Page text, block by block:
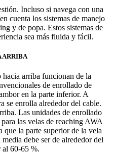
Incluso si navega con una
cuenta los sistemas de manejo
y de popa. Estos sistemas de
sea más fluida y fácil.
ARRIBA
hacia arriba funcionan de la
de enrollado de
en la parte inferior. A
se enrolla alrededor del cable.
Las unidades de enrollado
las velas de reaching AWA
que la parte superior de la vela
debe ser de alrededor del
al 60-65 %.